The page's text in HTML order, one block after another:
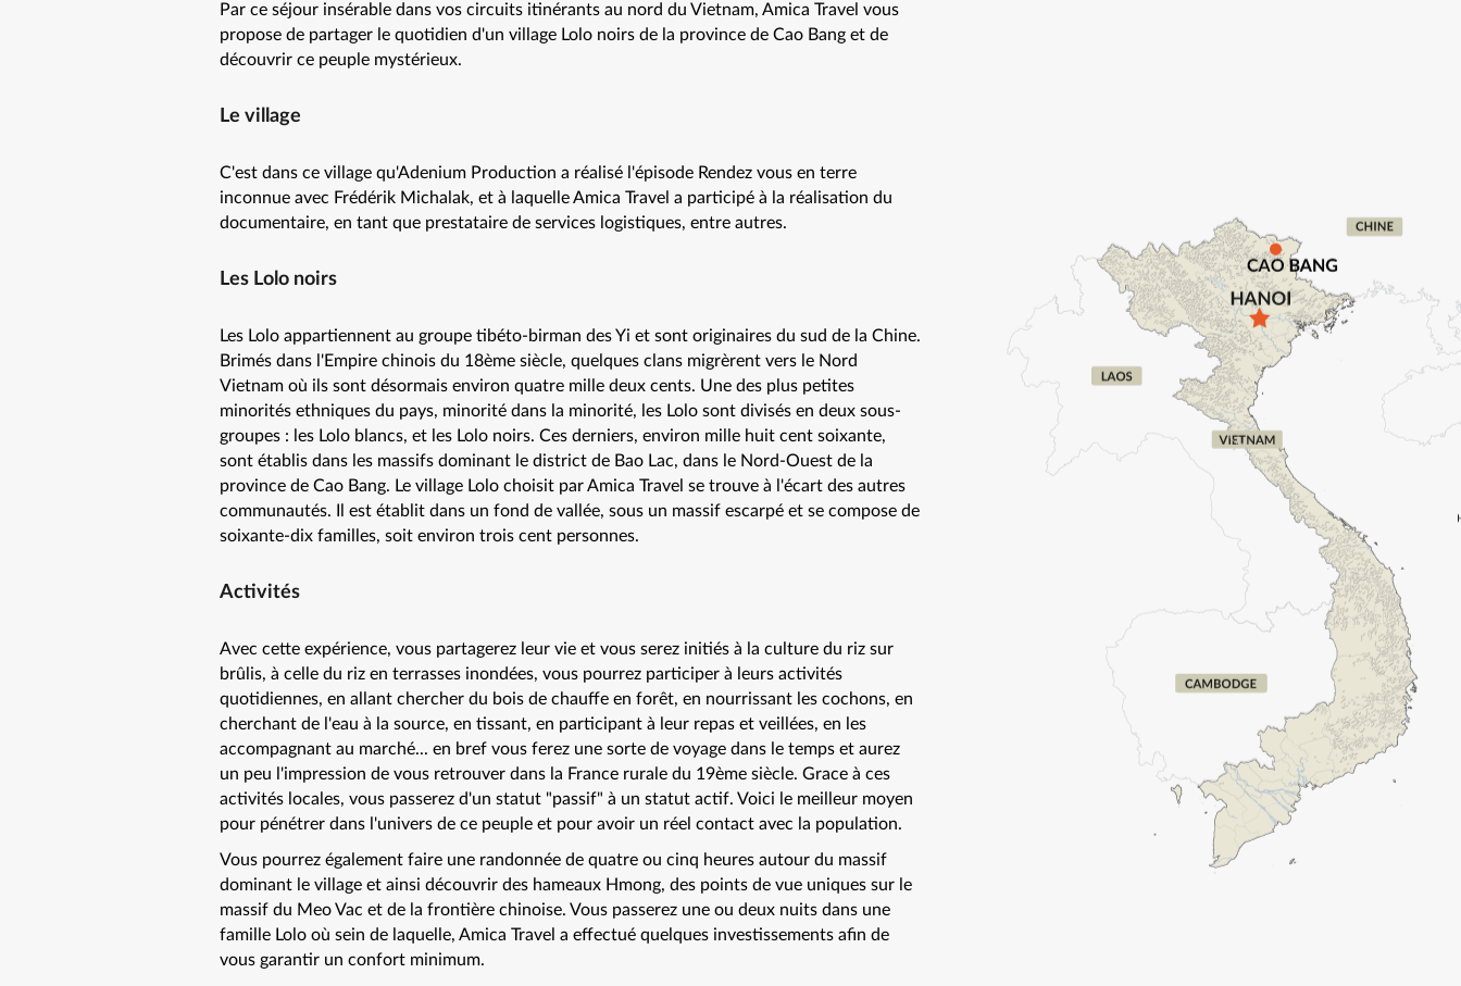
Par ce séjour insérable dans vos circuits itinérants au nord du Vietnam, Amica Travel vous
propose de partager le quotidien d'un village Lolo noirs de la province de Cao Bang et de
découvrir ce peuple mystérieux.
Le village
C'est dans ce village qu'Adenium Production a réalisé l'épisode Rendez vous en terre
inconnue avec Frédérik Michalak, et à laquelle Amica Travel a participé à la réalisation du
documentaire, en tant que prestataire de services logistiques, entre autres.
Les Lolo noirs
Les Lolo appartiennent au groupe tibéto-birman des Yi et sont originaires du sud de la Chine.
Brimés dans l'Empire chinois du 18ème siècle, quelques clans migrèrent vers le Nord
Vietnam où ils sont désormais environ quatre mille deux cents. Une des plus petites
minorités ethniques du pays, minorité dans la minorité, les Lolo sont divisés en deux sous-
groupes : les Lolo blancs, et les Lolo noirs. Ces derniers, environ mille huit cent soixante,
sont établis dans les massifs dominant le district de Bao Lac, dans le Nord-Ouest de la
province de Cao Bang. Le village Lolo choisit par Amica Travel se trouve à l'écart des autres
communautés. Il est établit dans un fond de vallée, sous un massif escarpé et se compose de
soixante-dix familles, soit environ trois cent personnes.
Activités
Avec cette expérience, vous partagerez leur vie et vous serez initiés à la culture du riz sur
brûlis, à celle du riz en terrasses inondées, vous pourrez participer à leurs activités
quotidiennes, en allant chercher du bois de chauffe en forêt, en nourrissant les cochons, en
cherchant de l'eau à la source, en tissant, en participant à leur repas et veillées, en les
accompagnant au marché... en bref vous ferez une sorte de voyage dans le temps et aurez
un peu l'impression de vous retrouver dans la France rurale du 19ème siècle. Grace à ces
activités locales, vous passerez d'un statut "passif" à un statut actif. Voici le meilleur moyen
pour pénétrer dans l'univers de ce peuple et pour avoir un réel contact avec la population.
Vous pourrez également faire une randonnée de quatre ou cinq heures autour du massif
dominant le village et ainsi découvrir des hameaux Hmong, des points de vue uniques sur le
massif du Meo Vac et de la frontière chinoise. Vous passerez une ou deux nuits dans une
famille Lolo où sein de laquelle, Amica Travel a effectué quelques investissements afin de
vous garantir un confort minimum.